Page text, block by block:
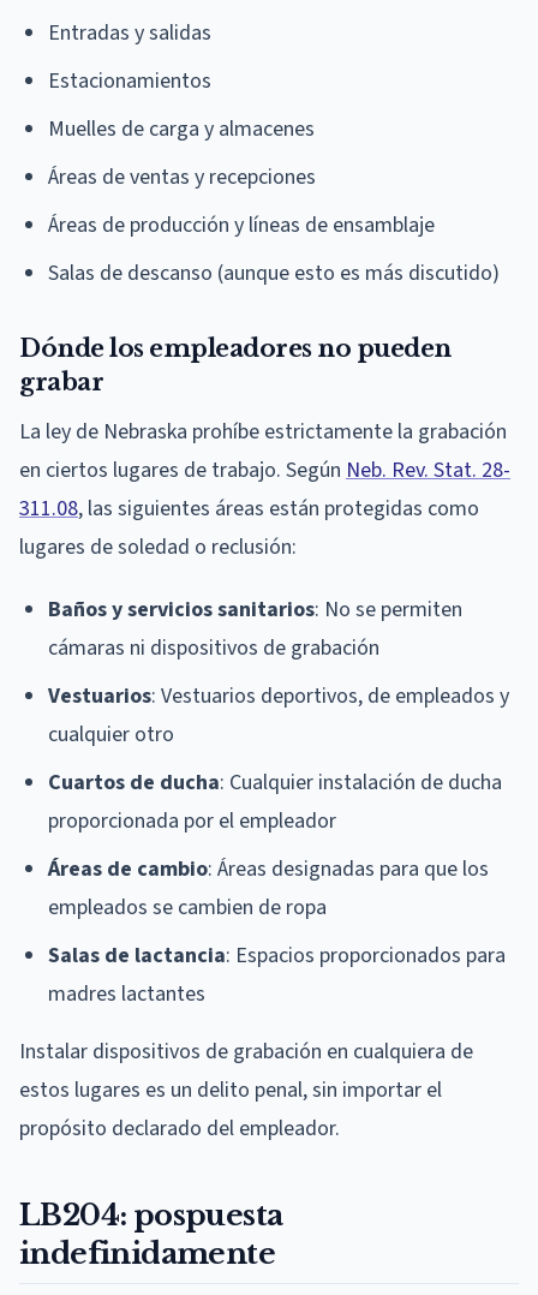
Entradas y salidas
Estacionamientos
Muelles de carga y almacenes
Áreas de ventas y recepciones
Áreas de producción y líneas de ensamblaje
Salas de descanso (aunque esto es más discutido)
Dónde los empleadores no pueden
grabar
La ley de Nebraska prohíbe estrictamente la grabación
en ciertos lugares de trabajo. Según Neb. Rev. Stat. 28-
311.08, las siguientes áreas están protegidas como
lugares de soledad o reclusión:
Baños y servicios sanitarios: No se permiten
cámaras ni dispositivos de grabación
Vestuarios: Vestuarios deportivos, de empleados y
cualquier otro
Cuartos de ducha: Cualquier instalación de ducha
proporcionada por el empleador
Áreas de cambio: Áreas designadas para que los
empleados se cambien de ropa
Salas de lactancia: Espacios proporcionados para
madres lactantes
Instalar dispositivos de grabación en cualquiera de
estos lugares es un delito penal, sin importar el
propósito declarado del empleador.
LB204: pospuesta
indefinidamente